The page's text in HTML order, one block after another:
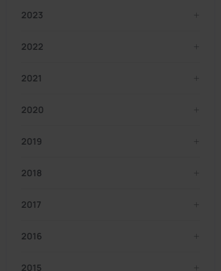
2023
2022
2021
2020
2019
2018
2017
2016
2015